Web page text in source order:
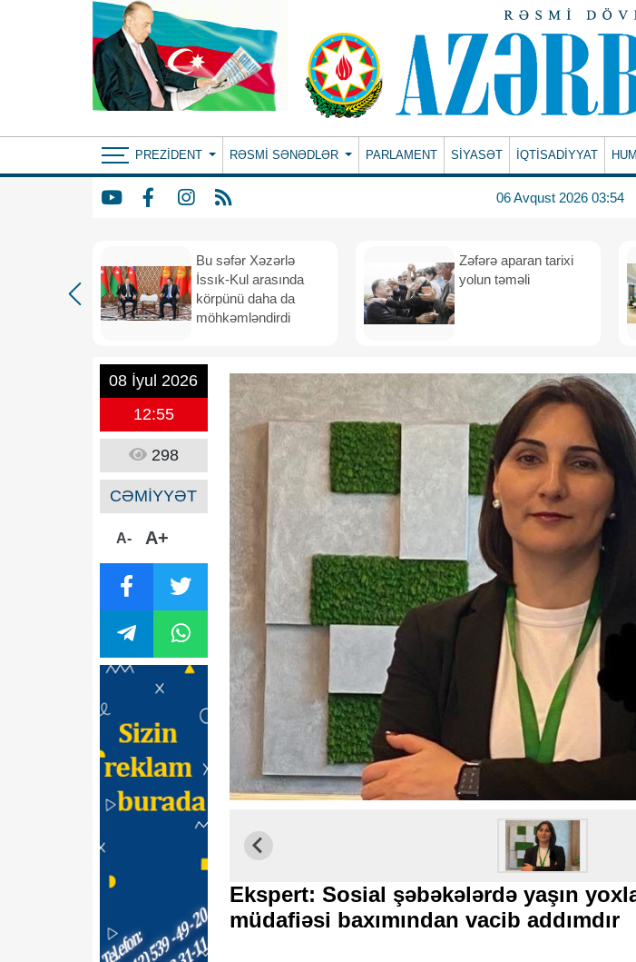
PREZIDENT RƏSMI SƏNƏDLƏR PARLAMENT SİYASƏT İQTİSADİYYAT
06 Avqust 2026 03:54
Bu səfər Xəzərlə
İssık-Kul arasında
körpünü daha da
möhkəmləndirdi
Zəfərə aparan tarixi
yolun təməli
08 İyul 2026
12:55
298
CƏMİYYƏT
A- A+
Ekspert: Sosial şəbəkələrdə yaşın
müdafiəsi baxımından vacib addımdır